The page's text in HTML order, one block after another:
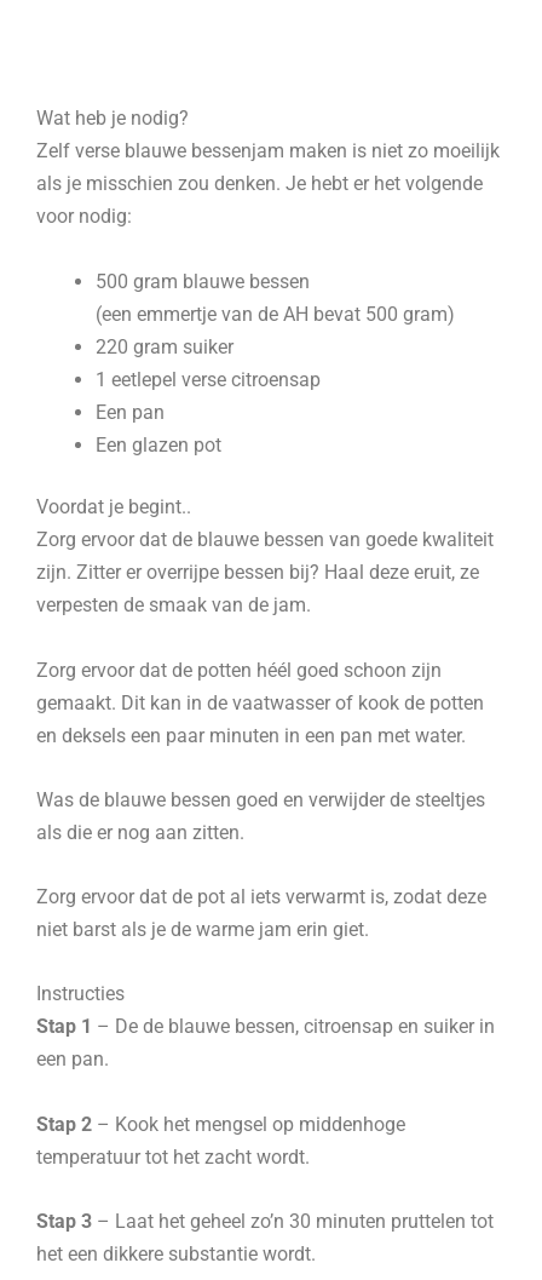
Wat heb je nodig?
Zelf verse blauwe bessenjam maken is niet zo moeilijk
als je misschien zou denken. Je hebt er het volgende
voor nodig:
500 gram blauwe bessen
(een emmertje van de AH bevat 500 gram)
220 gram suiker
1 eetlepel verse citroensap
Een pan
Een glazen pot
Voordat je begint..
Zorg ervoor dat de blauwe bessen van goede kwaliteit
zijn. Zitter er overrijpe bessen bij? Haal deze eruit, ze
verpesten de smaak van de jam.
Zorg ervoor dat de potten héél goed schoon zijn
gemaakt. Dit kan in de vaatwasser of kook de potten
en deksels een paar minuten in een pan met water.
Was de blauwe bessen goed en verwijder de steeltjes
als die er nog aan zitten.
Zorg ervoor dat de pot al iets verwarmt is, zodat deze
niet barst als je de warme jam erin giet.
Instructies
Stap 1 – De de blauwe bessen, citroensap en suiker in
een pan.
Stap 2 – Kook het mengsel op middenhoge
temperatuur tot het zacht wordt.
Stap 3 – Laat het geheel zo’n 30 minuten pruttelen tot
het een dikkere substantie wordt.